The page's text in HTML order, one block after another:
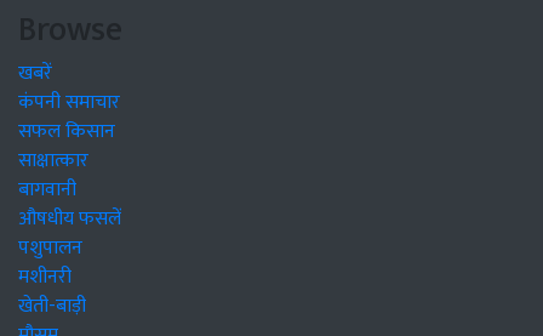
Browse
खबरें
कंपनी समाचार
सफल किसान
साक्षात्कार
बागवानी
औषधीय फसलें
पशुपालन
मशीनरी
खेती-बाड़ी